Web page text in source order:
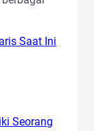
Saat Ini
Seorang